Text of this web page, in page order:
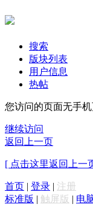
搜索
版块列表
用户信息
热帖
您访问的页面无手
继续访问
返回上一页
[ 点击这里返回上一
首页 | 登录 | 注册
标准版 | 触屏版 | 电